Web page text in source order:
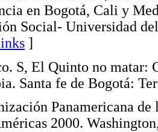
en Bogotá, Cali y
Social- Universidad
]
S, El Quinto no matar:
Santa fe de Bogotá:
Panamericana
2000.